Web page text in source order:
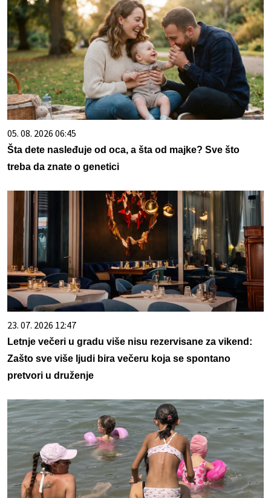
05. 08. 2026 06:45
Šta dete nasleđuje od oca, a šta od majke? Sve što
treba da znate o genetici
23. 07. 2026 12:47
Letnje večeri u gradu više nisu rezervisane za vikend:
Zašto sve više ljudi bira večeru koja se spontano
pretvori u druženje